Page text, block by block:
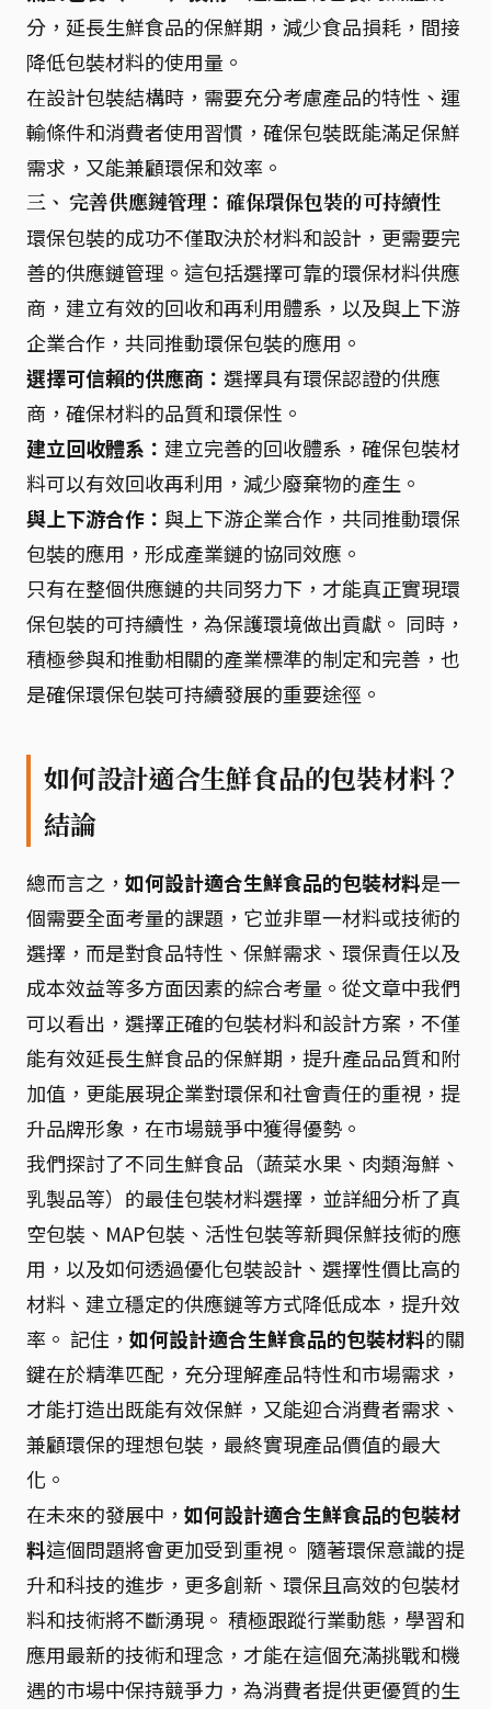
分，延長生鮮食品的保鮮期，減少食品損耗，間接
降低包裝材料的使用量。
在設計包裝結構時，需要充分考慮產品的特性、運
輸條件和消費者使用習慣，確保包裝既能滿足保鮮
需求，又能兼顧環保和效率。
三、 完善供應鏈管理：確保環保包裝的可持續性
環保包裝的成功不僅取決於材料和設計，更需要完
善的供應鏈管理。這包括選擇可靠的環保材料供應
商，建立有效的回收和再利用體系，以及與上下游
企業合作，共同推動環保包裝的應用。
選擇可信賴的供應商： 選擇具有環保認證的供應
商，確保材料的品質和環保性。
建立回收體系： 建立完善的回收體系，確保包裝材
料可以有效回收再利用，減少廢棄物的產生。
與上下游合作： 與上下游企業合作，共同推動環保
包裝的應用，形成產業鏈的協同效應。
只有在整個供應鏈的共同努力下，才能真正實現環
保包裝的可持續性，為保護環境做出貢獻。 同時，
積極參與和推動相關的產業標準的制定和完善，也
是確保環保包裝可持續發展的重要途徑。
如何設計適合生鮮食品的包裝材料？
結論
總而言之， 如何設計適合生鮮食品的包裝材料是一
個需要全面考量的課題，它並非單一材料或技術的
選擇，而是對食品特性、保鮮需求、環保責任以及
成本效益等多方面因素的綜合考量。從文章中我們
可以看出，選擇正確的包裝材料和設計方案，不僅
能有效延長生鮮食品的保鮮期，提升產品品質和附
加值，更能展現企業對環保和社會責任的重視，提
升品牌形象，在市場競爭中獲得優勢。
我們探討了不同生鮮食品（蔬菜水果、肉類海鮮、
乳製品等）的最佳包裝材料選擇，並詳細分析了真
空包裝、MAP包裝、活性包裝等新興保鮮技術的應
用，以及如何透過優化包裝設計、選擇性價比高的
材料、建立穩定的供應鏈等方式降低成本，提升效
率。 記住， 如何設計適合生鮮食品的包裝材料的關
鍵在於精準匹配，充分理解產品特性和市場需求，
才能打造出既能有效保鮮，又能迎合消費者需求、
兼顧環保的理想包裝，最終實現產品價值的最大
化。
在未來的發展中， 如何設計適合生鮮食品的包裝材
料這個問題將會更加受到重視。 隨著環保意識的提
升和科技的進步，更多創新、環保且高效的包裝材
料和技術將不斷湧現。 積極跟蹤行業動態，學習和
應用最新的技術和理念，才能在這個充滿挑戰和機
遇的市場中保持競爭力，為消費者提供更優質的生